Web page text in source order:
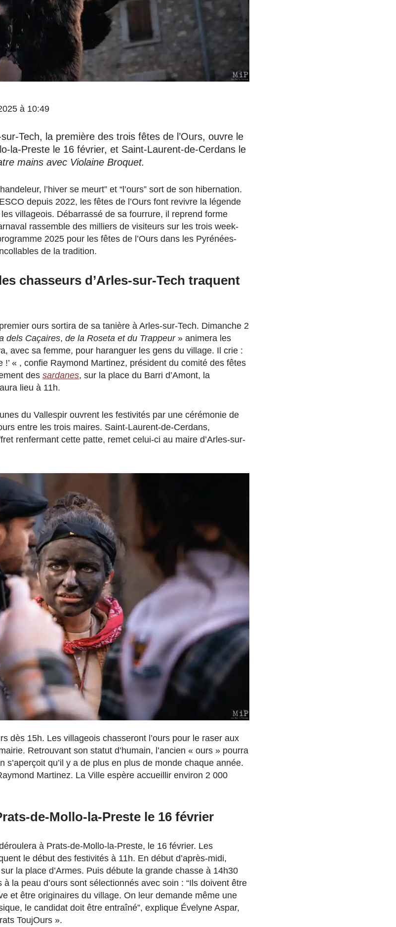
à 10:49
Tech, la première des trois fêtes de l’Ours, ouvre le
la-Preste le 16 février, et Saint-Laurent-de-Cerdans le
mains avec Violaine Broquet.
l’hiver se meurt” et “l’ours” sort de son hibernation.
depuis 2022, les fêtes de l’Ours font revivre la légende
villageois. Débarrassé de sa fourrure, il reprend forme
rassemble des milliers de visiteurs sur les trois week-
2025 pour les fêtes de l’Ours dans les Pyrénées-
de la tradition.
chasseurs d’Arles-sur-Tech traquent
ours sortira de sa tanière à Arles-sur-Tech. Dimanche 2
dels Caçaires, de la Roseta et du Trappeur» animera les
avec sa femme, pour haranguer les gens du village. Il crie :
!’ « , confie Raymond Martinez, président du comité des fêtes
des sardanes, sur la place du Barri d’Amont, la
lieu à 11h.
du Vallespir ouvrent les festivités par une cérémonie de
entre les trois maires. Saint-Laurent-de-Cerdans,
renfermant cette patte, remet celui-ci au maire d’Arles-sur-
dès 15h. Les villageois chasseront l’ours pour le raser aux
Retrouvant son statut d’humain, l’ancien « ours » pourra
s’aperçoit qu’il y a de plus en plus de monde chaque année.
Martinez. La Ville espère accueillir environ 2 000
de-Mollo-la-Preste le 16 février
à Prats-de-Mollo-la-Preste, le 16 février. Les
le début des festivités à 11h. En début d’après-midi,
sur la place d’Armes. Puis débute la grande chasse à 14h30
la peau d’ours sont sélectionnés avec soin : “Ils doivent être
et être originaires du village. On leur demande même une
le candidat doit être entraîné”, explique Évelyne Aspar,
ToujOurs ».